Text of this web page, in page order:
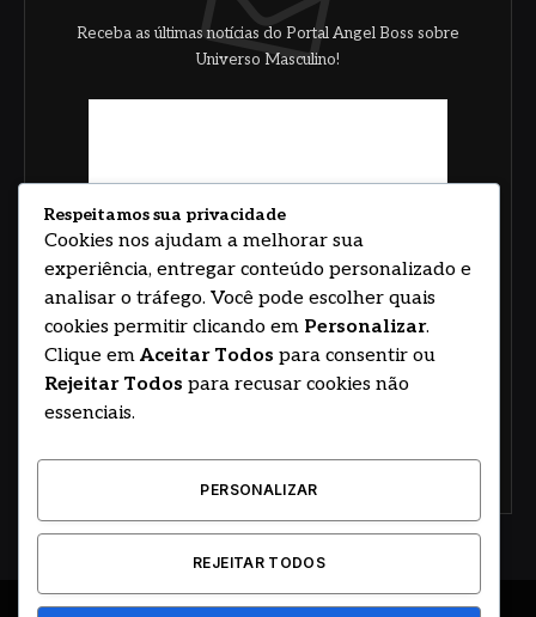
Receba as últimas notícias do Portal Angel Boss sobre
Universo Masculino!
Respeitamos sua privacidade
Cookies nos ajudam a melhorar sua
experiência, entregar conteúdo personalizado e
analisar o tráfego. Você pode escolher quais
cookies permitir clicando em Personalizar.
Clique em Aceitar Todos para consentir ou
Rejeitar Todos para recusar cookies não
essenciais.
PERSONALIZAR
REJEITAR TODOS